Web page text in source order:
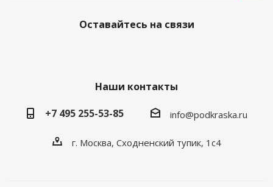
Оставайтесь на связи
Наши контакты
+7 495 255-53-85
info@podkraska.ru
г. Москва, Сходненский тупик, 1с4